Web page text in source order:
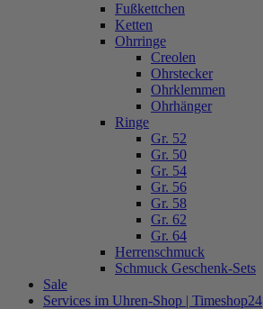
Fußkettchen
Ketten
Ohrringe
Creolen
Ohrstecker
Ohrklemmen
Ohrhänger
Ringe
Gr. 52
Gr. 50
Gr. 54
Gr. 56
Gr. 58
Gr. 62
Gr. 64
Herrenschmuck
Schmuck Geschenk-Sets
Sale
Services im Uhren-Shop | Timeshop24